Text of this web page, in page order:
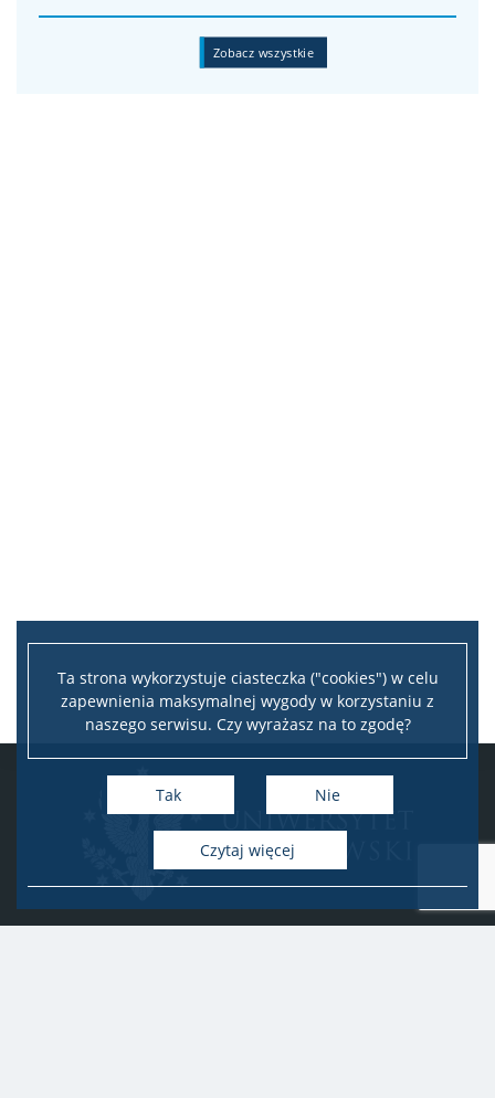
Ta strona wykorzystuje ciasteczka ("cookies") w celu
zapewnienia maksymalnej wygody w korzystaniu z
naszego serwisu. Czy wyrażasz na to zgodę?
Tak Nie
Czytaj więcej
Zobacz wszystkie